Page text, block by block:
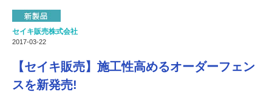
動画
かたなび コラム
すまいリング
セイキ販売株式会社
2017-03-22
【セイキ販売】施工性高めるオーダーフェン
スを新発売!